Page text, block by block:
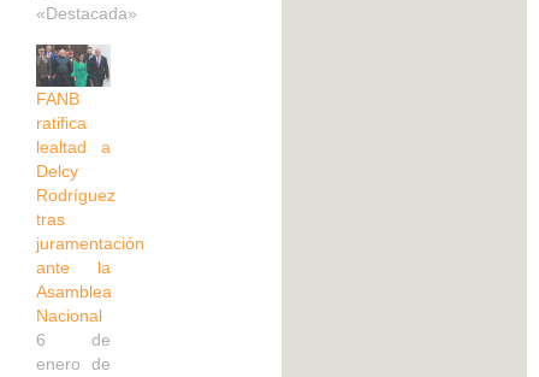
«Destacada»
FANB
ratifica
lealtad a
Delcy
Rodríguez
tras
juramentación
ante la
Asamblea
Nacional
6 de
enero de